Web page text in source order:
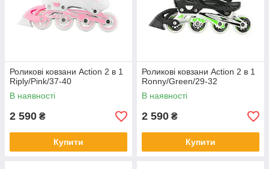
Роликові ковзани Action 2 в 1
Riply/Pink/37-40
В наявності
2 590 ₴
Купити
Роликові ковзани Action 2 в 1
Ronny/Green/29-32
В наявності
2 590 ₴
Купити